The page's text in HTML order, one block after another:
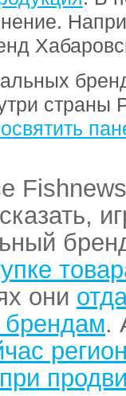
страны
они
брендам.